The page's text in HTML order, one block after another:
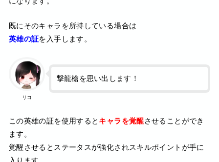
既にそのキャラを所持している場合は
英雄の証を入手します。
リコ
撃龍槍を思い出します！
この英雄の証を使用すると キャラを覚醒させることができ
ます。
覚醒させるとステータスが強化されスキルポイントが手に
入ります。